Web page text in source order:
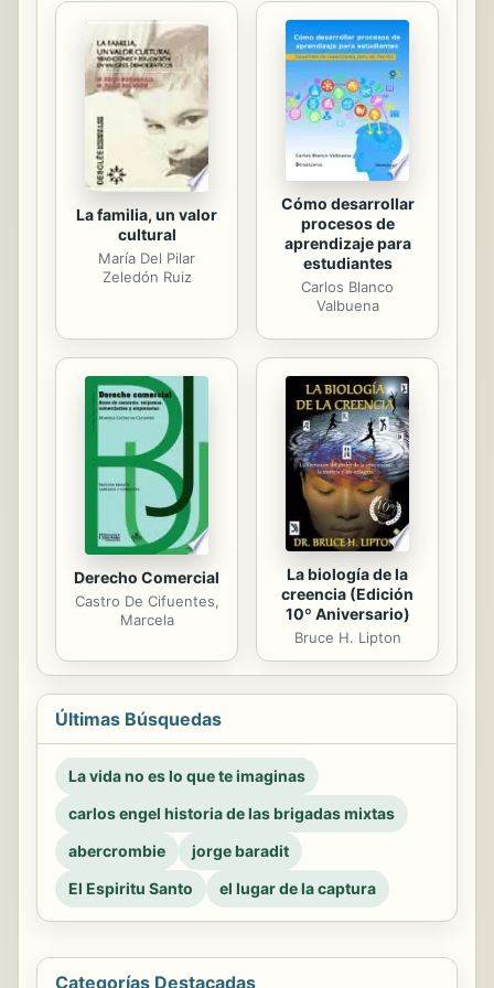
mantiene encarcelado está vencida
por la fuerza de su voluntad. La vida
de una estrella de rock ’n’ roll toma el
ritmo de un tren. Después de
lentamente haber partido de la
estación cuando era niña, la falta de
control...
La familia, un valor
cultural
María Del Pilar
Zeledón Ruiz
Cómo desarrollar
procesos de
aprendizaje para
estudiantes
Carlos Blanco
Valbuena
Derecho Comercial
Castro De Cifuentes,
Marcela
La biología de la
creencia (Edición
10º Aniversario)
Bruce H. Lipton
Últimas Búsquedas
La vida no es lo que te imaginas
carlos engel historia de las brigadas mixtas
abercrombie
jorge baradit
El Espiritu Santo
el lugar de la captura
Categorías Destacadas